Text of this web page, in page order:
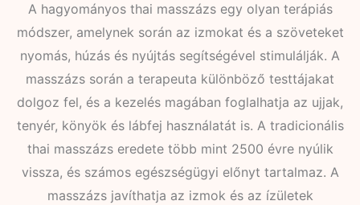
A hagyományos thai masszázs egy olyan terápiás
módszer, amelynek során az izmokat és a szöveteket
nyomás, húzás és nyújtás segítségével stimulálják. A
masszázs során a terapeuta különböző testtájakat
dolgoz fel, és a kezelés magában foglalhatja az ujjak,
tenyér, könyök és lábfej használatát is. A tradicionális
thai masszázs eredete több mint 2500 évre nyúlik
vissza, és számos egészségügyi előnyt tartalmaz. A
masszázs javíthatja az izmok és az ízületek